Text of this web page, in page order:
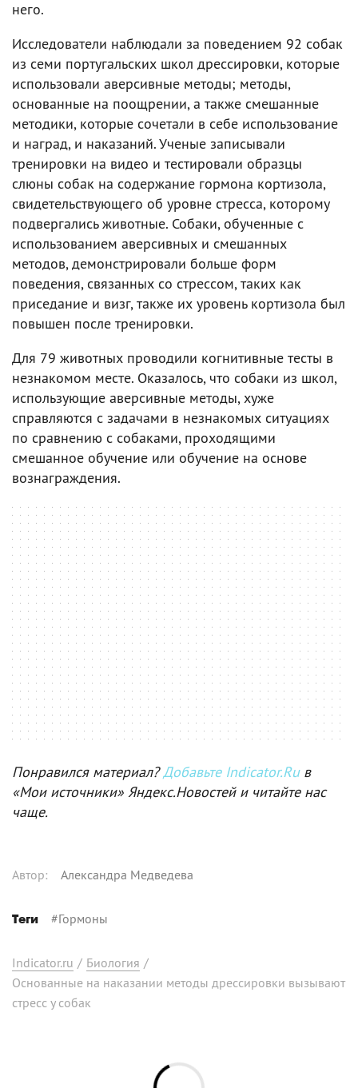
него.
Исследователи наблюдали за поведением 92 собак
из семи португальских школ дрессировки, которые
использовали аверсивные методы; методы,
основанные на поощрении, а также смешанные
методики, которые сочетали в себе использование
и наград, и наказаний. Ученые записывали
тренировки на видео и тестировали образцы
слюны собак на содержание гормона кортизола,
свидетельствующего об уровне стресса, которому
подвергались животные. Собаки, обученные с
использованием аверсивных и смешанных
методов, демонстрировали больше форм
поведения, связанных со стрессом, таких как
приседание и визг, также их уровень кортизола был
повышен после тренировки.
Для 79 животных проводили когнитивные тесты в
незнакомом месте. Оказалось, что собаки из школ,
использующие аверсивные методы, хуже
справляются с задачами в незнакомых ситуациях
по сравнению с собаками, проходящими
смешанное обучение или обучение на основе
вознаграждения.
Понравился материал?Добавьте Indicator.Ruв
«Мои источники» Яндекс.Новостей и читайте нас
чаще.
Автор: Александра Медведева
Теги #Гормоны
Indicator.ru / Биология /
Основанные на наказании методы дрессировки вызывают
стресс у собак